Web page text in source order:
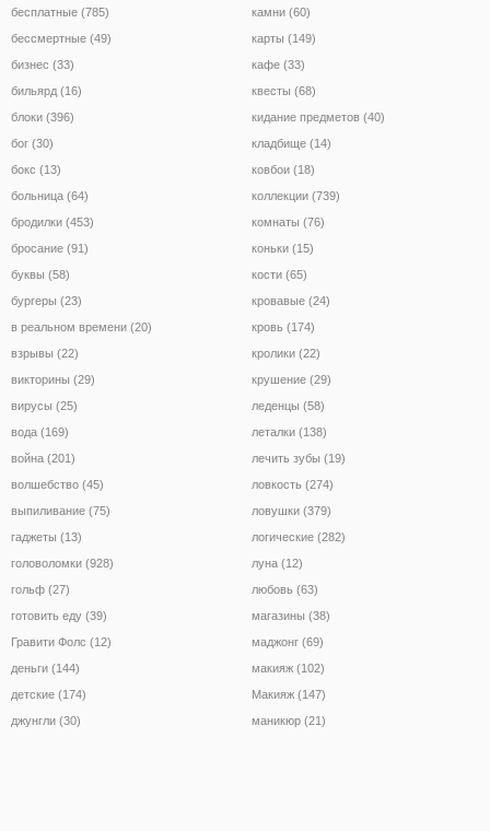
бесплатные (785)
бессмертные (49)
бизнес (33)
бильярд (16)
блоки (396)
бог (30)
бокс (13)
больница (64)
бродилки (453)
бросание (91)
буквы (58)
бургеры (23)
в реальном времени (20)
взрывы (22)
викторины (29)
вирусы (25)
вода (169)
война (201)
волшебство (45)
выпиливание (75)
гаджеты (13)
головоломки (928)
гольф (27)
готовить еду (39)
Гравити Фолс (12)
деньги (144)
детские (174)
джунгли (30)
камни (60)
карты (149)
кафе (33)
квесты (68)
кидание предметов (40)
кладбище (14)
ковбои (18)
коллекции (739)
комнаты (76)
коньки (15)
кости (65)
кровавые (24)
кровь (174)
кролики (22)
крушение (29)
леденцы (58)
леталки (138)
лечить зубы (19)
ловкость (274)
ловушки (379)
логические (282)
луна (12)
любовь (63)
магазины (38)
маджонг (69)
макияж (102)
Макияж (147)
маникюр (21)